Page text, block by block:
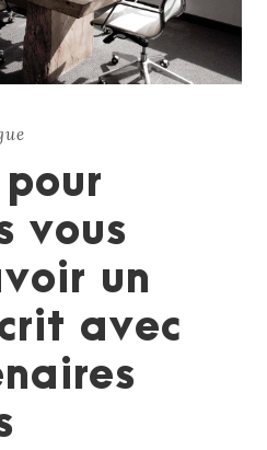
vous
un
avec